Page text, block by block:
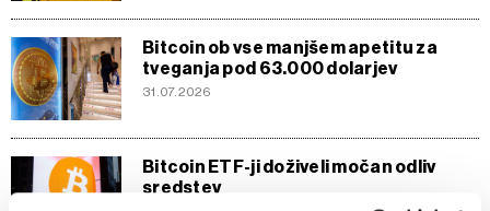
Bitcoin ob vse manjšem apetitu za
tveganja pod 63.000 dolarjev
31.07.2026
Bitcoin ETF-ji doživeli močan odliv
sredstev